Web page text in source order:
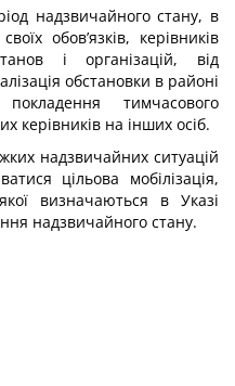
надзвичайного стану, в
обов’язків, керівників
і організацій, від
обстановки в районі
тимчасового
керівників на інших осіб.
надзвичайних ситуацій
цільова мобілізація,
визначаються в Указі
надзвичайного стану.